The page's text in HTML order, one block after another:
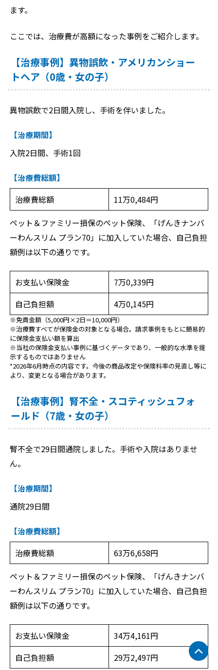
ます。
ここでは、治療費が高額になった事例をご紹介します。
【治療事例】異物誤飲・アメリカンショー
トヘア（0歳・女の子）
異物誤飲で2日間入院し、手術を伴いました。
【治療期間】
入院2日間、手術1回
【治療費総額】
治療費総額
11万0,484円
ペット＆ファミリー損保のペット保険、「げんきナンバ
ーわんスリム プラン70」に加入していた場合、自己負担
額例は以下の通りです。
お支払い保険金
7万0,339円
自己負担額
4万0,145円
※免責金額（5,000円×2日＝10,000円）
※治療費すべてが保険金の対象となる場合。請求事例をもとに簡易的
に保険金支払い額を算出
※当社の保険金支払い事例に基づくデータであり、一般的な水準を提
示するものではありません
*2026年6月時点の内容です。今後の商品改定や保険料率の見直し等に
より、変更となる場合があります。
【治療事例】腎不全・スコティッシュフォ
ールド（7歳・女の子）
腎不全で29日間通院しました。手術や入院はありませ
ん。
【治療期間】
通院29日間
【治療費総額】
治療費総額
63万6,658円
ペット＆ファミリー損保のペット保険、「げんきナンバ
ーわんスリム プラン70」に加入していた場合、自己負担
額例は以下の通りです。
お支払い保険金
34万4,161円
自己負担額
29万2,497円